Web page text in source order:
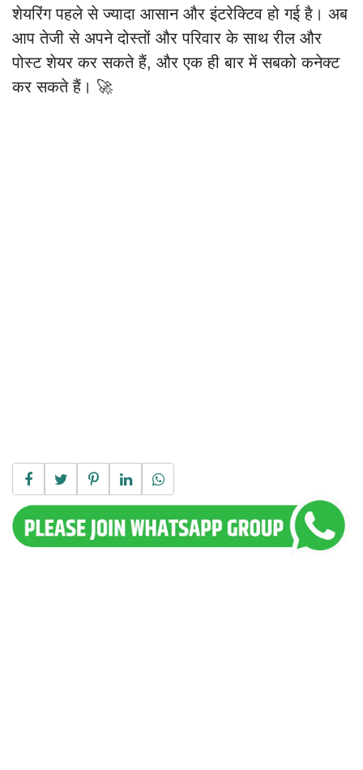
शेयरिंग पहले से ज्यादा आसान और इंटरेक्टिव हो गई है। अब
आप तेजी से अपने दोस्तों और परिवार के साथ रील और
पोस्ट शेयर कर सकते हैं, और एक ही बार में सबको कनेक्ट
कर सकते हैं। 🚀